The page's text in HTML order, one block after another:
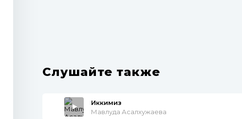
Слушайте также
Иккимиз
Мавлуда Асалхужаева